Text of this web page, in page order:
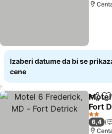
Izaberi datume da bi se
cene
Deli
Fort
2
6,4